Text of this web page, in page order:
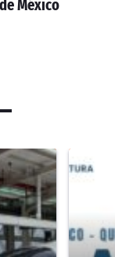
México